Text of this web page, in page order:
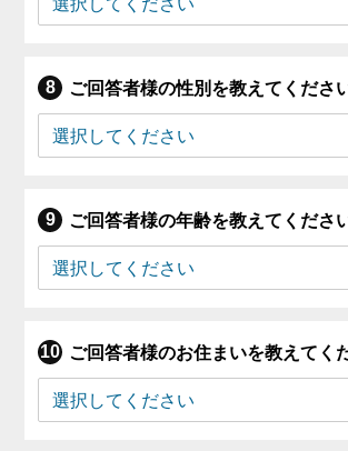
ご回答者様の性別を教えてくださ
ご回答者様の年齢を教えてくださ
ご回答者様のお住まいを教えてく